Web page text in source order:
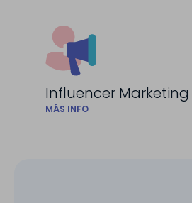
Influencer Marketing
MÁS INFO